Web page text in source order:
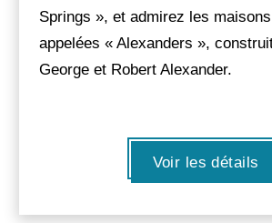
Springs », et admirez les
appelées « Alexanders »,
George et Robert Alexander.
Voir les détails